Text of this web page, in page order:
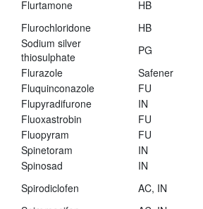
Flurtamone
HB
Flurochloridone
HB
Sodium silver
thiosulphate
PG
Flurazole
Safener
Fluquinconazole
FU
Flupyradifurone
IN
Fluoxastrobin
FU
Fluopyram
FU
Spinetoram
IN
Spinosad
IN
Spirodiclofen
AC, IN